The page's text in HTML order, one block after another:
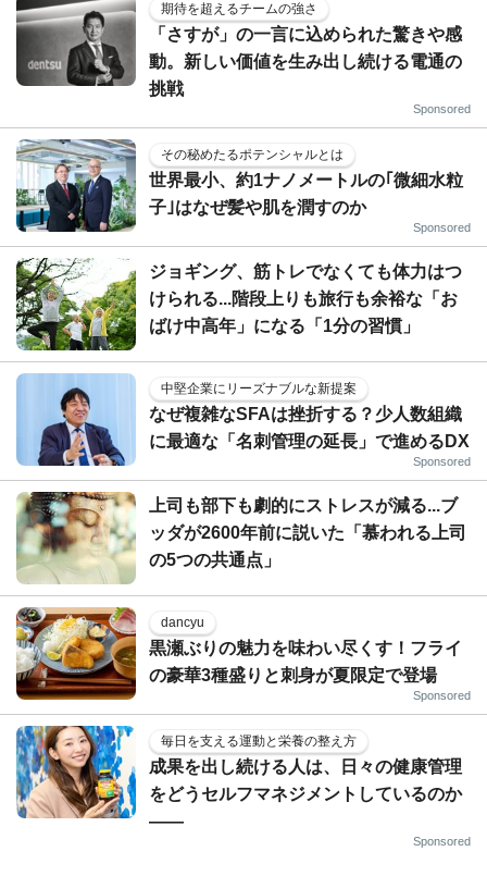
期待を超えるチームの強さ
「さすが」の一言に込められた驚きや感
動。新しい価値を生み出し続ける電通の
挑戦
Sponsored
その秘めたるポテンシャルとは
世界最小、約1ナノメートルの｢微細水粒
子｣はなぜ髪や肌を潤すのか
Sponsored
ジョギング、筋トレでなくても体力はつ
けられる...階段上りも旅行も余裕な「お
ばけ中高年」になる「1分の習慣」
中堅企業にリーズナブルな新提案
なぜ複雑なSFAは挫折する？少人数組織
に最適な「名刺管理の延長」で進めるDX
Sponsored
上司も部下も劇的にストレスが減る...ブ
ッダが2600年前に説いた「慕われる上司
の5つの共通点」
dancyu
黒瀬ぶりの魅力を味わい尽くす！フライ
の豪華3種盛りと刺身が夏限定で登場
Sponsored
毎日を支える運動と栄養の整え方
成果を出し続ける人は、日々の健康管理
をどうセルフマネジメントしているのか
——
Sponsored